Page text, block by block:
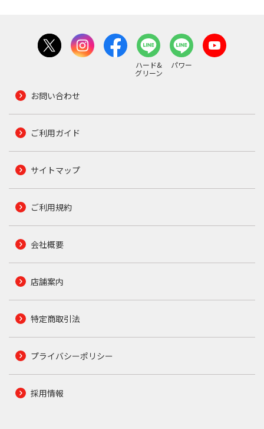
ハード&
グリーン
パワー
お問い合わせ
ご利用ガイド
サイトマップ
ご利用規約
会社概要
店舗案内
特定商取引法
プライバシーポリシー
採用情報